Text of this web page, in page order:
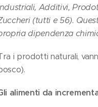
Additivi,
(tutti e 56).
dipendenza
i prodotti naturali,
alimenti da